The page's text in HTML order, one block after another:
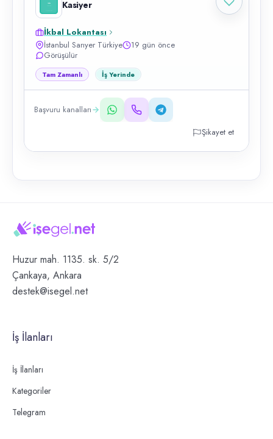
Kasiyer
İkbal Lokantası
İstanbul Sarıyer Türkiye
19 gün önce
Görüşülür
Tam Zamanlı İş Yerinde
Başvuru kanalları
Şikayet et
Huzur mah. 1135. sk. 5/2
Çankaya, Ankara
destek@isegel.net
İş İlanları
İş İlanları
Kategoriler
Telegram